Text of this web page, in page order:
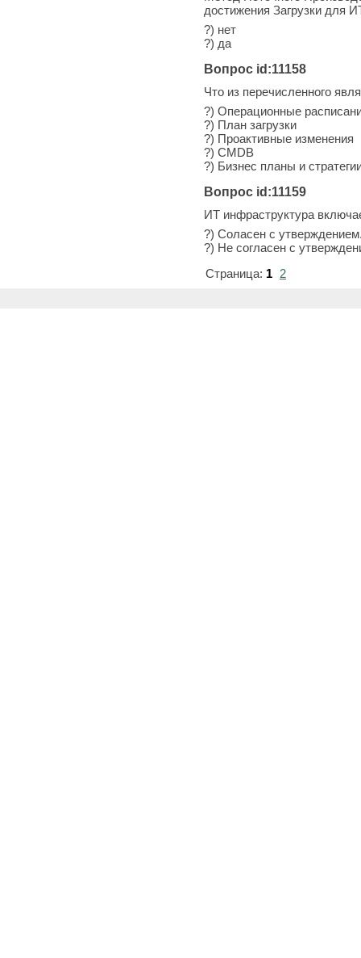
достижения Загрузки для
?) нет
?) да
Вопрос id:11158
Что из перечисленного
?) Операционные
?) План загрузки
?) Проактивные изменения
?) CMDB
?) Бизнес планы и
Вопрос id:11159
ИТ инфраструктура
?) Соласен с
?) Не согласен с
Страница: 1 2